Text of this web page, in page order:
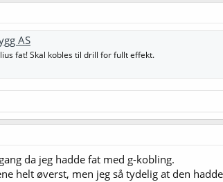
AS
fat! Skal kobles til drill for fullt effekt.
da jeg hadde fat med g-kobling.
helt øverst, men jeg så tydelig at den